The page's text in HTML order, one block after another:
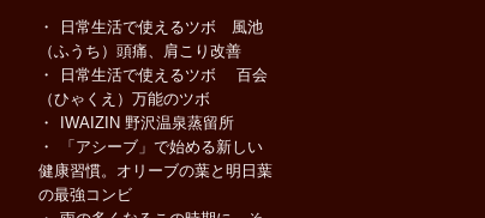
日常生活で使えるツボ 風池
（ふうち）頭痛、肩こり改善
日常生活で使えるツボ 百会
（ひゃくえ）万能のツボ
IWAIZIN 野沢温泉蒸留所
「アシーブ」で始める新しい
健康習慣。オリーブの葉と明日葉
の最強コンビ